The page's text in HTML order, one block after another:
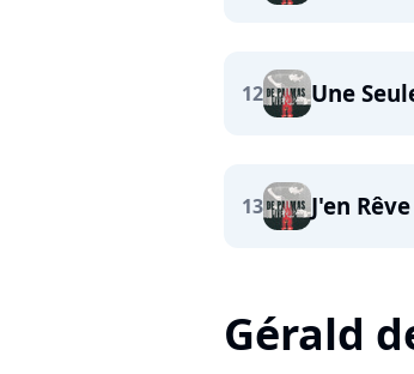
12 Une
13 J'en
Gérald